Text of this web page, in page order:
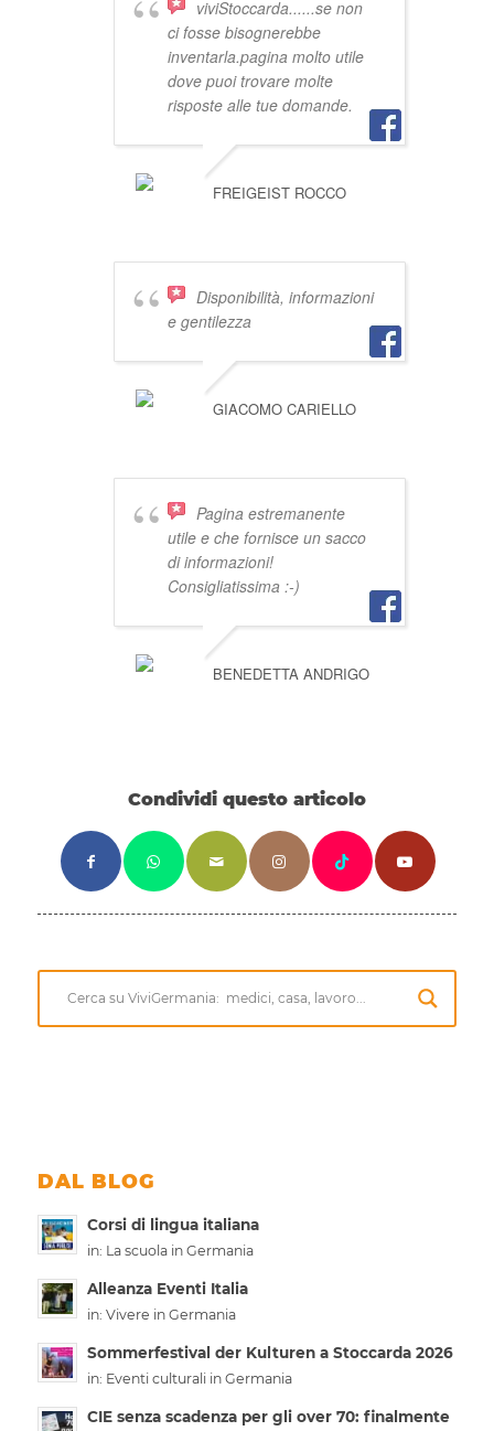
viviStoccarda......se non
ci fosse bisognerebbe
inventarla.pagina molto utile
dove puoi trovare molte
risposte alle tue domande.
FREIGEIST ROCCO
Disponibilità, informazioni
e gentilezza
GIACOMO CARIELLO
Pagina estremanente
utile e che fornisce un sacco
di informazioni!
Consigliatissima :-)
BENEDETTA ANDRIGO
Condividi questo articolo
DAL BLOG
Corsi di lingua italiana
in: La scuola in Germania
Alleanza Eventi Italia
in: Vivere in Germania
Sommerfestival der Kulturen a Stoccarda 2026
in: Eventi culturali in Germania
CIE senza scadenza per gli over 70: finalmente